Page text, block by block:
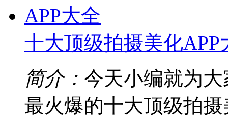
十大顶级拍摄美化APP
简介： 今天小编就为
最火爆的十大顶级拍